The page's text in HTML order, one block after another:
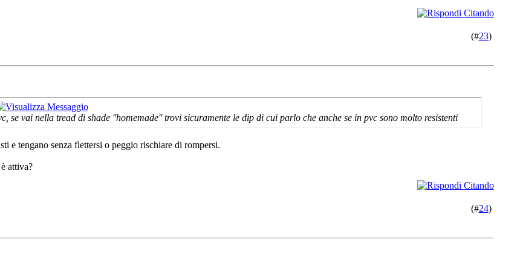
(#23)
se vai nella tread di shade ''homemade'' trovi sicuramente le dip di cui parlo che anche se in pvc sono molto resistenti
e tengano senza flettersi o peggio rischiare di rompersi.
attiva?
(#24)